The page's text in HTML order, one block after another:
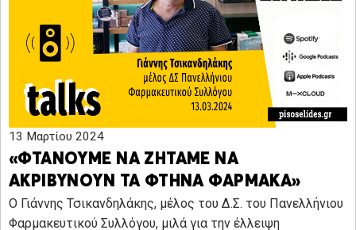
13 Μαρτίου 2024
«ΦΤΑΝΟΥΜΕ ΝΑ ΖΗΤΑΜΕ ΝΑ
ΑΚΡΙΒΥΝΟΥΝ ΤΑ ΦΤΗΝΑ ΦΑΡΜΑΚΑ»
Ο Γιάννης Τσικανδηλάκης, μέλος του Δ.Σ. του Πανελλήνιου
Φαρμακευτικού Συλλόγου, μιλά για την έλλειψη